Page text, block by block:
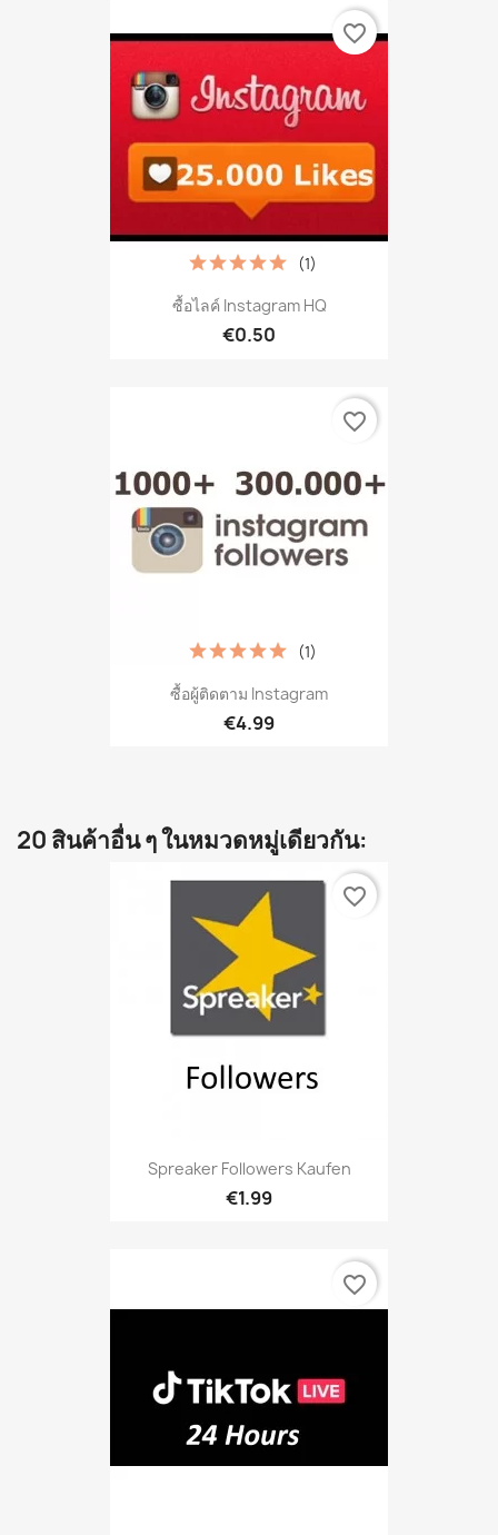
ซื้อไลค์ Instagram HQ
€0.50
(1)
favorite_border
ซื้อผู้ติดตาม Instagram
€4.99
(1)
favorite_border
20 สินค้าอื่น ๆ ในหมวดหมู่เดียวกัน:
Spreaker Followers Kaufen
€1.99
favorite_border
favorite_border